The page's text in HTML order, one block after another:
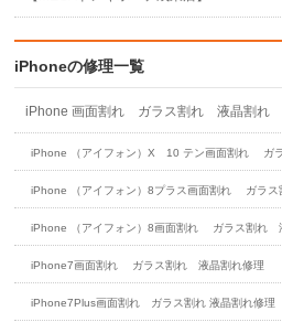
iPhoneの修理一覧
iPhone 画面割れ ガラス割れ 液晶割れ
iPhone （アイフォン）X 10 テン画面割れ ガ
iPhone （アイフォン）8プラス画面割れ ガラ
iPhone （アイフォン）8画面割れ ガラス割れ
iPhone7画面割れ ガラス割れ 液晶割れ修理
iPhone7Plus画面割れ ガラス割れ 液晶割れ修理